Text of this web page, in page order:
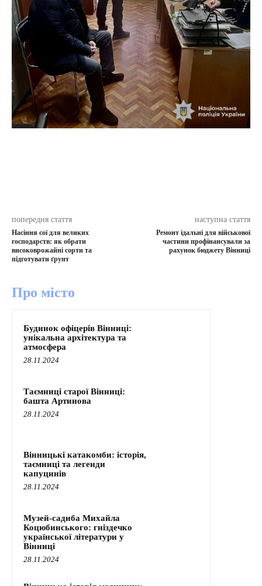
попередня стаття
Насіння сої для великих
господарств: як обрати
високоврожайні сорти та
підготувати ґрунт
наступна стаття
Ремонт їдальні для військової
частини профінансували за
рахунок бюджету Вінниці
Про місто
Будинок офіцерів Вінниці:
унікальна архітектура та
атмосфера
28.11.2024
Таємниці старої Вінниці:
башта Артинова
28.11.2024
Вінницькі катакомби: історія,
таємниці та легенди
капуцинів
28.11.2024
Музей-садиба Михайла
Коцюбинського: гніздечко
української літератури у
Вінниці
28.11.2024